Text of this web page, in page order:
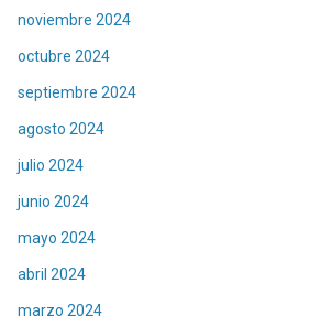
noviembre 2024
octubre 2024
septiembre 2024
agosto 2024
julio 2024
junio 2024
mayo 2024
abril 2024
marzo 2024